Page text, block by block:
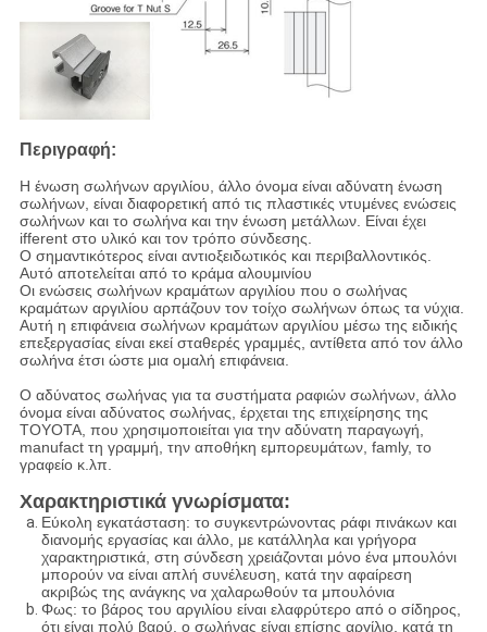
Περιγραφή:
Η ένωση σωλήνων αργιλίου, άλλο όνομα είναι αδύνατη ένωση
σωλήνων, είναι διαφορετική από τις πλαστικές ντυμένες ενώσεις
σωλήνων και το σωλήνα και την ένωση μετάλλων. Είναι έχει
ifferent στο υλικό και τον τρόπο σύνδεσης.
Ο σημαντικότερος είναι αντιοξειδωτικός και περιβαλλοντικός.
Αυτό αποτελείται από το κράμα αλουμινίου
Οι ενώσεις σωλήνων κραμάτων αργιλίου που ο σωλήνας
κραμάτων αργιλίου αρπάζουν τον τοίχο σωλήνων όπως τα νύχια.
Αυτή η επιφάνεια σωλήνων κραμάτων αργιλίου μέσω της ειδικής
επεξεργασίας είναι εκεί σταθερές γραμμές, αντίθετα από τον άλλο
σωλήνα έτσι ώστε μια ομαλή επιφάνεια.
Ο αδύνατος σωλήνας για τα συστήματα ραφιών σωλήνων, άλλο
όνομα είναι αδύνατος σωλήνας, έρχεται της επιχείρησης της
TOYOTA, που χρησιμοποιείται για την αδύνατη παραγωγή,
manufact τη γραμμή, την αποθήκη εμπορευμάτων, famly, το
γραφείο κ.λπ.
Χαρακτηριστικά γνωρίσματα:
Εύκολη εγκατάσταση: το συγκεντρώνοντας ράφι πινάκων και
διανομής εργασίας και άλλο, με κατάλληλα και γρήγορα
χαρακτηριστικά, στη σύνδεση χρειάζονται μόνο ένα μπουλόνι
μπορούν να είναι απλή συνέλευση, κατά την αφαίρεση
ακριβώς της ανάγκης να χαλαρωθούν τα μπουλόνια
Φως: το βάρος του αργιλίου είναι ελαφρύτερο από ο σίδηρος,
ότι είναι πολύ βαρύ, ο σωλήνας είναι επίσης αργίλιο, κατά τη